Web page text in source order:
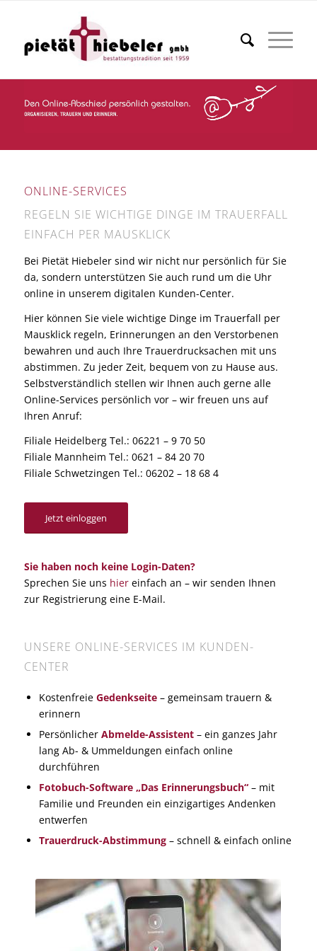
ONLINE-SERVICES
REGELN SIE WICHTIGE DINGE IM TRAUERFALL
EINFACH PER MAUSKLICK
Bei Pietät Hiebeler sind wir nicht nur persönlich für Sie
da, sondern unterstützen Sie auch rund um die Uhr
online in unserem digitalen Kunden-Center.
Hier können Sie viele wichtige Dinge im Trauerfall per
Mausklick regeln, Erinnerungen an den Verstorbenen
bewahren und auch Ihre Trauerdrucksachen mit uns
abstimmen. Zu jeder Zeit, bequem von zu Hause aus.
Selbstverständlich stellen wir Ihnen auch gerne alle
Online-Services persönlich vor – wir freuen uns auf
Ihren Anruf:
Filiale Heidelberg Tel.: 06221 – 9 70 50
Filiale Mannheim Tel.: 0621 – 84 20 70
Filiale Schwetzingen Tel.: 06202 – 18 68 4
Jetzt einloggen
Sie haben noch keine Login-Daten?
Sprechen Sie uns hiereinfach an – wir senden Ihnen
zur Registrierung eine E-Mail.
UNSERE ONLINE-SERVICES IM KUNDEN-
CENTER
Kostenfreie Gedenkseite– gemeinsam trauern &
erinnern
Persönlicher Abmelde-Assistent– ein ganzes Jahr
lang Ab- & Ummeldungen einfach online
durchführen
Fotobuch-Software „Das Erinnerungsbuch“– mit
Familie und Freunden ein einzigartiges Andenken
entwerfen
Trauerdruck-Abstimmung– schnell & einfach online